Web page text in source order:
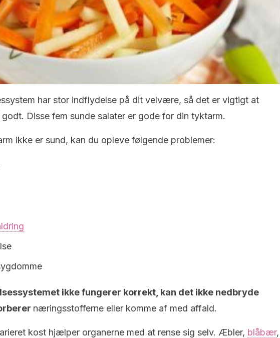
har stor indflydelse på dit velvære, så det er vigtigt at
Disse fem sunde salater er gode for din tyktarm.
ikke er sund, kan du opleve følgende problemer:
ikke fungerer korrekt, kan det ikke nedbryde
​​næringsstofferne eller komme af med affald.
kost hjælper organerne med at rense sig selv. Æbler, blåbær,